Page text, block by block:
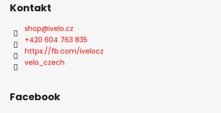
Kontakt
shop@ivelo.cz
+420 604 763 835
https://fb.com/ivelocz
velo_czech
Facebook